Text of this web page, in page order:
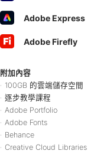
AdobeExpress
AdobeFirefly
附加內容
100GB 的雲端儲存空間
逐步教學課程
Adobe Portfolio
Adobe Fonts
Behance
Creative Cloud Libraries